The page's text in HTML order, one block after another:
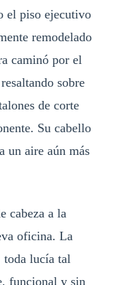
el piso ejecutivo
remodelado
caminó por el
sobre
de corte
Su cabello
un aire aún más
cabeza a la
oficina. La
toda lucía tal
funcional y sin